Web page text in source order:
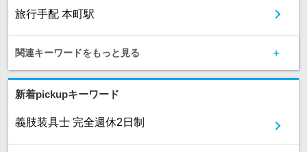
旅行手配 本町駅
関連キーワードをもっと見る
新着pickupキーワード
義肢装具士 完全週休2日制